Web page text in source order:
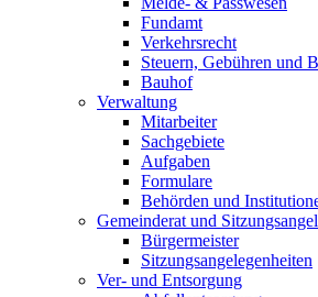
Fundamt
Verkehrsrecht
Steuern, Gebühren und
Bauhof
Verwaltung
Mitarbeiter
Sachgebiete
Aufgaben
Formulare
Behörden und
Gemeinderat und
Bürgermeister
Sitzungsangelegenheiten
Ver- und Entsorgung